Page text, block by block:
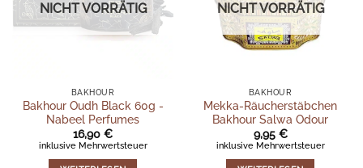
NICHT VORRÄTIG
BAKHOUR
Bakhour Oudh Black 60g -
Nabeel Perfumes
16,90 €
inklusive Mehrwertsteuer
NICHT VORRÄTIG
BAKHOUR
Mekka-Räucherstäbchen
Bakhour Salwa Odour
9,95 €
inklusive Mehrwertsteuer